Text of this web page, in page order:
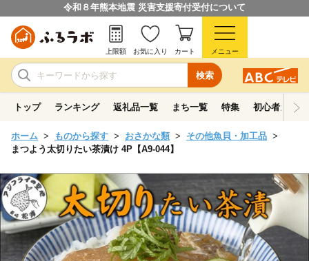
令和８年熊本地震 災害支援寄付受付について
検索
上限額 お気に入り カート メニュー
トップ ランキング 返礼品一覧 まち一覧 特集 初心者ガイド
ホーム ものから探す おさかな類
その他魚貝・加工品
まつよう太切りたい茶漬け 4P【A9-044】